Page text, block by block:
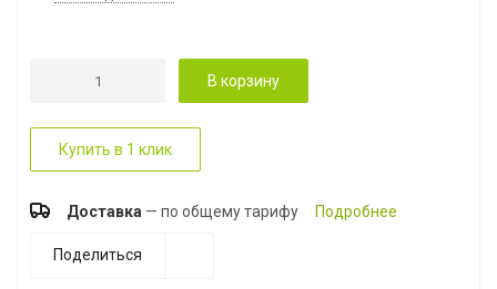
В корзину
Купить в 1 клик
Доставка — по общему тарифу Подробнее
Поделиться